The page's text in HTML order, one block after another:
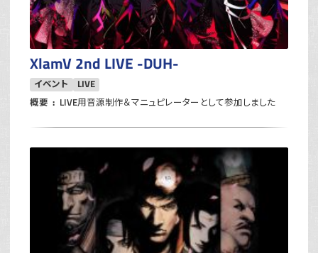
XlamV 2nd LIVE -DUH-
イベント
LIVE
概要
LIVE用音源制作＆マニュピレーターとして参加しました